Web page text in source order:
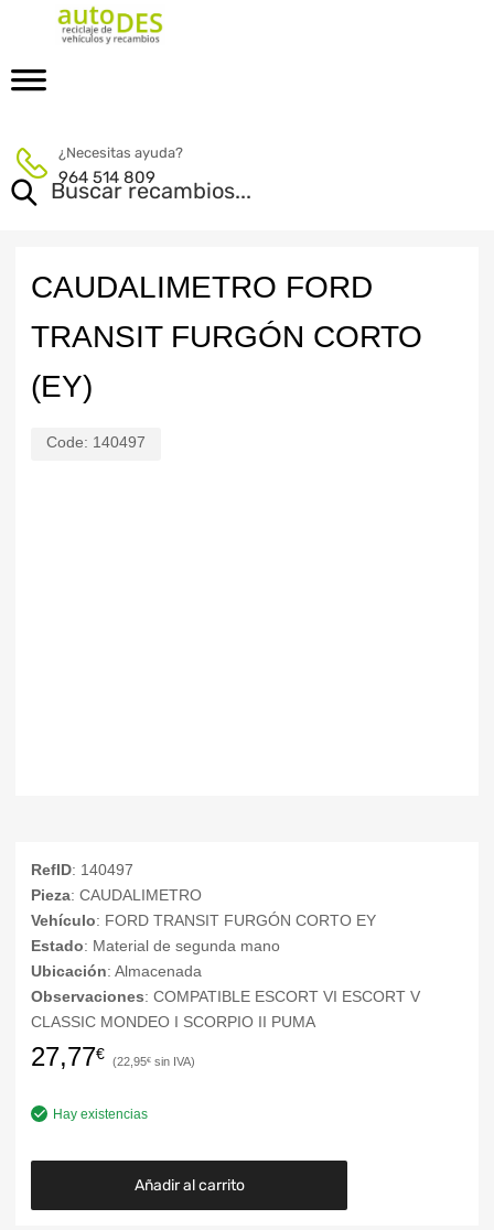
¿Necesitas ayuda?
964 514 809
CAUDALIMETRO FORD
TRANSIT FURGÓN CORTO
(EY)
Code: 140497
RefID: 140497
Pieza: CAUDALIMETRO
Vehículo: FORD TRANSIT FURGÓN CORTO EY
Estado: Material de segunda mano
Ubicación: Almacenada
Observaciones: COMPATIBLE ESCORT VI ESCORT V
CLASSIC MONDEO I SCORPIO II PUMA
27,77€ 22,95€
Hay existencias
Añadir al carrito